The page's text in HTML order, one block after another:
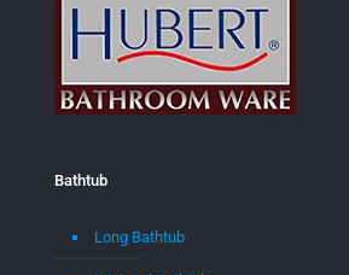
Bathtub
Long Bathtub